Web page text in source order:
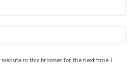
website in this browser for the next time I